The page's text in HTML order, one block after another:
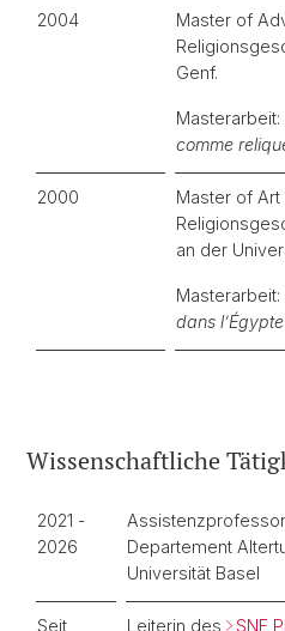
2004
Master of
Genf.
Masterarbeit:
comme
2000
Master of
an der
Masterarbeit:
dans
Wissenschaftliche
2021 -
2026
Departement
Universität Basel
Seit
Leiterin des SNF